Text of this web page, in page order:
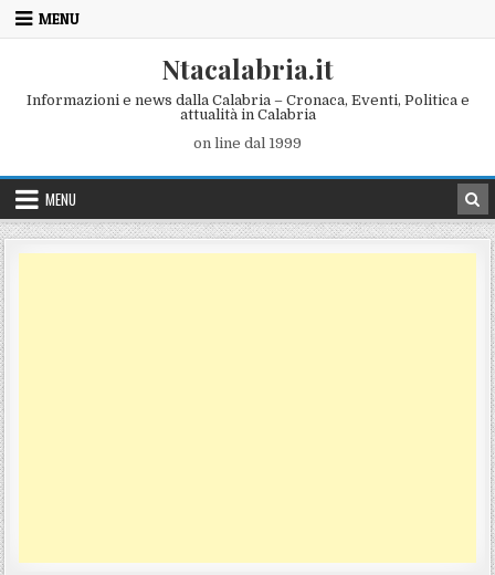
Skip to content
MENU
Ntacalabria.it
Informazioni e news dalla Calabria – Cronaca, Eventi, Politica e
attualità in Calabria
on line dal 1999
MENU